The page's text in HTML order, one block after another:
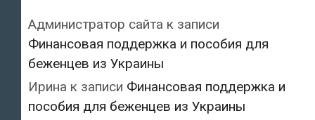
Администратор сайта к записи
Финансовая поддержка и пособия для
беженцев из Украины
Ирина к записи Финансовая поддержка и
пособия для беженцев из Украины